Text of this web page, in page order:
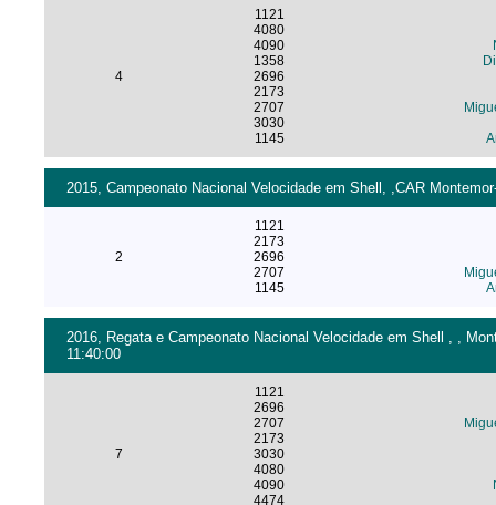
4
1121
4080
4090
1358
2696
2173
2707
3030
1145
2015, Campeonato Nacional Velocidade em Shell, ,CAR
2
1121
2173
2696
2707
1145
2016, Regata e Campeonato Nacional Velocidade em Shell , ,
11:40:00
7
1121
2696
2707
2173
3030
4080
4090
4474